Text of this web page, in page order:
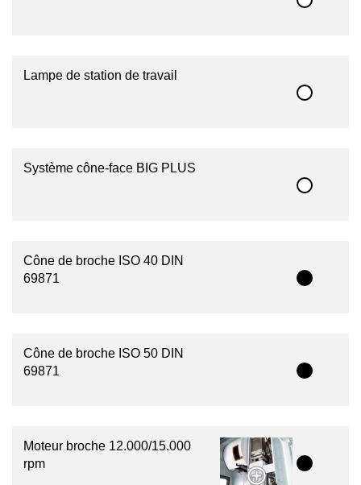
Lampe de station de travail
Système cône-face BIG PLUS
Cône de broche ISO 40 DIN
69871
Cône de broche ISO 50 DIN
69871
Moteur broche 12.000/15.000
rpm